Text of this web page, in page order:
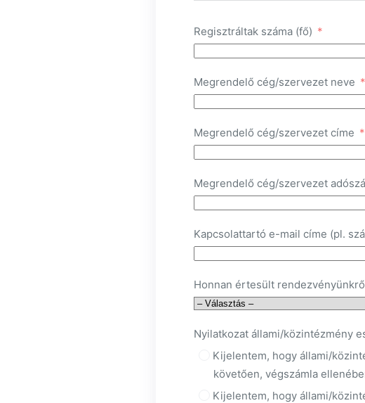
Regisztráltak száma (fő)
Megrendelő cég/szervezet neve
Megrendelő cég/szervezet címe
Megrendelő cég/szervezet
Kapcsolattartó e-mail címe (pl.
Honnan értesült
Nyilatkozat állami/közintézmény
Kijelentem, hogy állami/
követően, végszámla
Kijelentem, hogy állami/